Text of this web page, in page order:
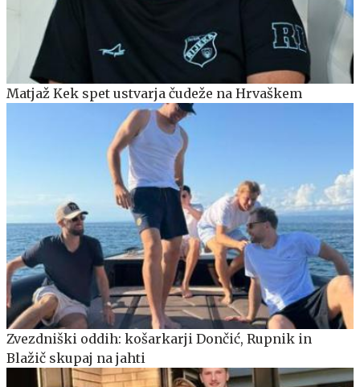
Matjaž Kek spet ustvarja čudeže na Hrvaškem
Zvezdniški oddih: košarkarji Dončić, Rupnik in
Blažič skupaj na jahti